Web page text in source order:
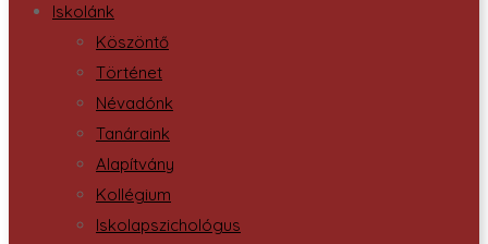
Iskolánk
Köszöntő
Történet
Névadónk
Tanáraink
Alapítvány
Kollégium
Iskolapszichológus